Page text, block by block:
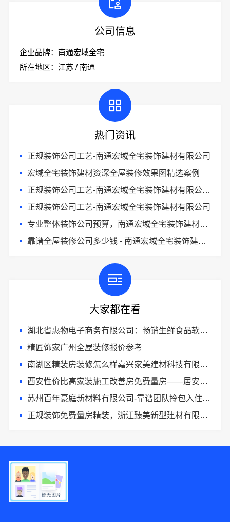
公司信息
企业品牌：南通宏域全宅
所在地区：江苏 / 南通
热门资讯
正规装饰公司工艺-南通宏域全宅装饰建材有限公司
宏域全宅装饰建材资深全屋装修效果图精选案例
正规装饰公司工艺-南通宏域全宅装饰建材有限公司施工标准
正规装饰公司工艺-南通宏域全宅装饰建材有限公司
专业整体装饰公司预算，南通宏域全宅装饰建材有限公司精准报价
靠谱全屋装修公司多少钱 - 南通宏域全宅装饰建材有限公司透明报价体系
大家都在看
湖北省惠物电子商务有限公司：畅销生鲜食品软件功能
精匠饰家广州全屋装修报价参考
南湖区精装房装修怎么样嘉兴家美建材科技有限公司帮您解答
西安性价比高家装施工改善房免费量房——居安天成
苏州百年豪庭新材料有限公司-靠谱团队拎包入住家装
正规装饰免费量房精装，浙江臻美新型建材有限公司贴心服务